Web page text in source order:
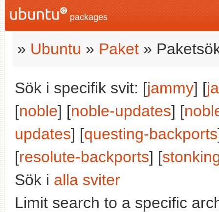
packages
» Ubuntu » Paket »
Sök i specifik svit: [jammy] [
[noble] [noble-updates] [
updates] [questing-backports
[resolute-backports] [
Sök i alla sviter
Limit search to a specific